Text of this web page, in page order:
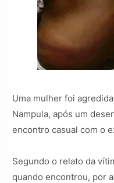
Uma mulher foi
Nampula, após um
encontro casual com o
Segundo o relato da
quando encontrou, por